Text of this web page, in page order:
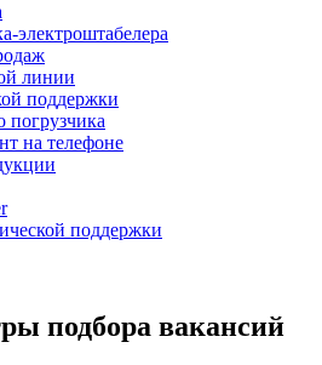
электроштабелера
линии
поддержки
погрузчика
на телефоне
поддержки
подбора вакансий